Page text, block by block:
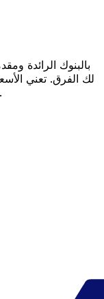
لك الفرق. تعني
رسوم خفية قيمة أكبر على كل عملية تحويل.